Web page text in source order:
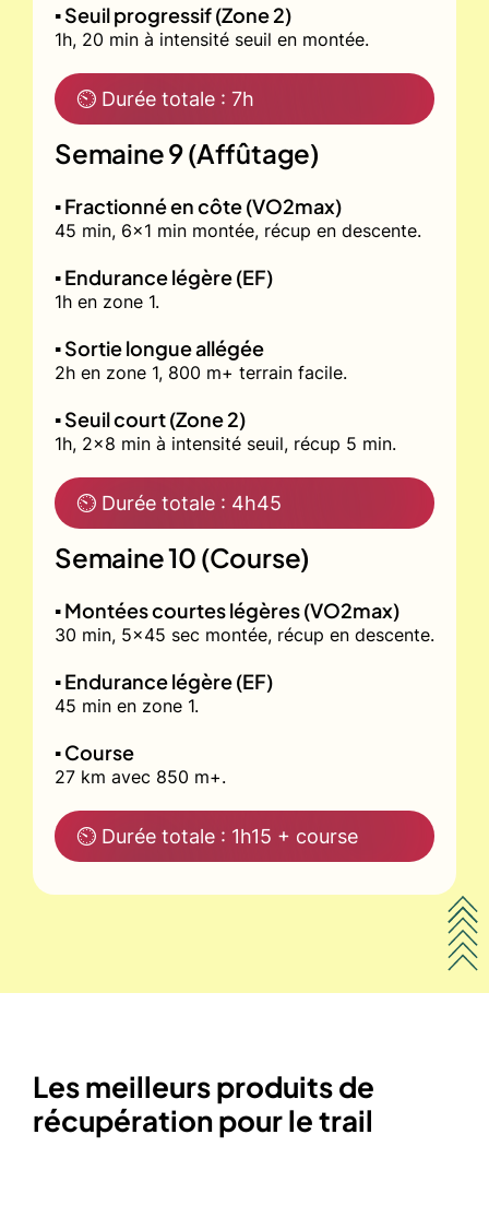
▪️ Seuil progressif (Zone 2)
1h, 20 min à intensité seuil en montée.
⏲ Durée totale : 7h
Semaine 9 (Affûtage)
▪️ Fractionné en côte (VO2max)
45 min, 6x1 min montée, récup en descente.
▪️ Endurance légère (EF)
1h en zone 1.
▪️ Sortie longue allégée
2h en zone 1, 800 m+ terrain facile.
▪️ Seuil court (Zone 2)
1h, 2x8 min à intensité seuil, récup 5 min.
⏲ Durée totale : 4h45
Semaine 10 (Course)
▪️ Montées courtes légères (VO2max)
30 min, 5x45 sec montée, récup en descente.
▪️ Endurance légère (EF)
45 min en zone 1.
▪️ Course
27 km avec 850 m+.
⏲ Durée totale : 1h15 + course
Les meilleurs produits de
récupération pour le trail